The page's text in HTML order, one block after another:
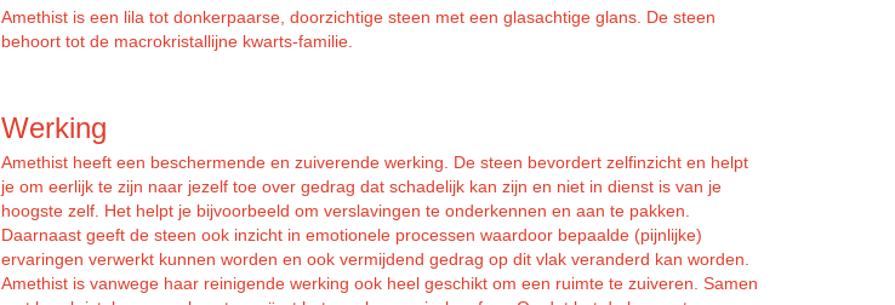
Amethist is een lila tot donkerpaarse, doorzichtige steen met een glasachtige glans. De steen
behoort tot de macrokristallijne kwarts-familie.
Werking
Amethist heeft een beschermende en zuiverende werking. De steen bevordert zelfinzicht en helpt
je om eerlijk te zijn naar jezelf toe over gedrag dat schadelijk kan zijn en niet in dienst is van je
hoogste zelf. Het helpt je bijvoorbeeld om verslavingen te onderkennen en aan te pakken.
Daarnaast geeft de steen ook inzicht in emotionele processen waardoor bepaalde (pijnlijke)
ervaringen verwerkt kunnen worden en ook vermijdend gedrag op dit vlak veranderd kan worden.
Amethist is vanwege haar reinigende werking ook heel geschikt om een ruimte te zuiveren. Samen